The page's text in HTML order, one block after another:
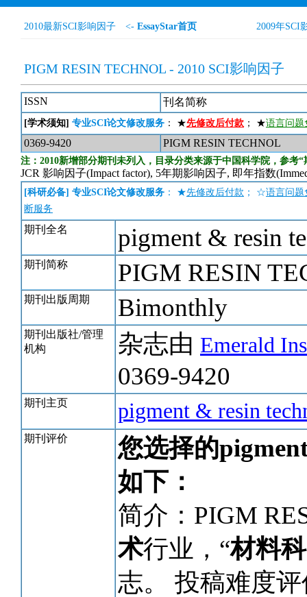
2010最新SCI影响因子 <- EssayStar首页 2009年SCI
PIGM RESIN TECHNOL - 2010 SCI影响因子
ISSN 刊名简称
[学术须知] 专业SCI论文修改服务 ： ★先修改后付款 ； ★语言问题
0369-9420 PIGM RESIN TECHNOL
注：2010新增部分期刊未列入，目录分类来源于中国科学院，参考
JCR 影响因子(Impact factor), 5年期影响因子, 即年指数
[科研必备] 专业SCI论文修改服务 ： ★先修改后付款 ； ☆语言问题
断服务
期刊全名 pigment & resin
期刊简称 PIGM RESIN
期刊出版周期 Bimonthly
期刊出版社/管理
机构
杂志由 Emerald
0369-9420
期刊主页 pigment & resin
期刊评价
您选择的
如下：
简介：PIGM
术行业，“材料
志。 投稿难度